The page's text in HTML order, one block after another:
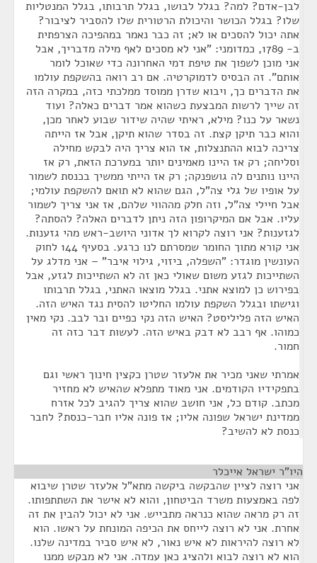
לבן-אדם? למה? בגלל לבושו, בגלל תרבותו, בגלל המנטליות
שלו? בגלל הכושר והיכולת הרטורית שלו להסביר לציבור?
אתה יכול להסכים או לא; זה כבר נאמר במהפיכה הצרפתית
ב- 1789, כמדומני: "אני לא מסכים לאף מילה מדבריך, אבל
אני מוכן לשפוך את טיפת דמי האחרונה כדי שאוכל לומר
אותם". זה הבסיס לדמוקרטיה. אם רב רואה בהשקפת עולמו
את הדברים כך, ויבוא שדרן ממוסד ממלכתי כזה, במקרה הזה
זה שייך לרשות המבצעת כשהוא אמר דברים כאלה? ועוד
נשאר על כנו? מילא, ראיתי שהיה שידור שבוע לאחר מכן,
והוא כבר תיקן קצת. זה בסדר שהוא תיקן, אבל אז הייתה
צריכה לבוא ההתנצלות, אז הוא צריך היה לבקש מחילה
וסליחה; רק אז היינו מאמינים יותר במערכת הזאת, רק אז
היינו נותנים לה גושפנקה; רק אז הייתי ממשיך בכנסת לשמור
על אופיו של גלי צה"ל, הגם שהוא לא תואם להשקפת עולמי;
אבל חיילי צה"ל, וזה חלק מההווי שלהם, אז אני צריך לשמור
עליו. אבל אם המיקרופון הזה ניתן לדברים האלה? להסתה?
לגזענות? אני רוצה לקרוא לך אדוני היושב-ראש מהי גזענות.
אני קורא מתוך החומר שמסרתם לנו כרגע. בסעיף 144 לחוק
העונשין מוגדר: "השפלה, ביזוי, גילוי איבר" – אני מדלג על
השתייכות לגזע משום שאולי כאן זה לא השתייכות לגזע, אבל
בפירוש כן למוצא אתני. בגלל מוצאו האתני, בגלל תרבותו
וגישתו ובגלל השקפת עולמו החליטו להסית נגד האיש הזה.
האיש הזה פליליסט? האיש הזה נקי כפיים ובר לבב. נקי מאין
כמוהו. אף רבב לא דבק באיש הזה. לעשות דבר כזה זה
חמור.
אמרתי שאני מכיר את אלעזר שטרן כקצין חינוך ראשי וגם
בתפקידיו הקודמים. אני מאוד מתפלא שהאיש לא מחזיר
מכתב. קודם כל, אני חושב שהוא צריך להגיב לכל אזרח
ממדינת ישראל שפונה אליו; אז פונה אליו חבר-כנסת? לחבר
כנסת לא להשיב?
היו"ר ישראל אייכלר
אני רוצה לציין שהבקשה ביקשה מתא"ל אלעזר שטרן שיבוא
לפה באמצעות משרד הביטחון, והוא לא אישר את השתתפותו.
זה רק מראה שהוא כנראה מתבייש. אני לא יכול להבין את זה
אחרת. אני לא רוצה לייחס את הכיפה המונחת על ראשו. הוא
לא רוצה להיראות לא איש נאור, לא איש סביר במדינה שלנו.
הוא לא רוצה לבוא ולהציג כאן עמדה. אני לא מבקש ממנו